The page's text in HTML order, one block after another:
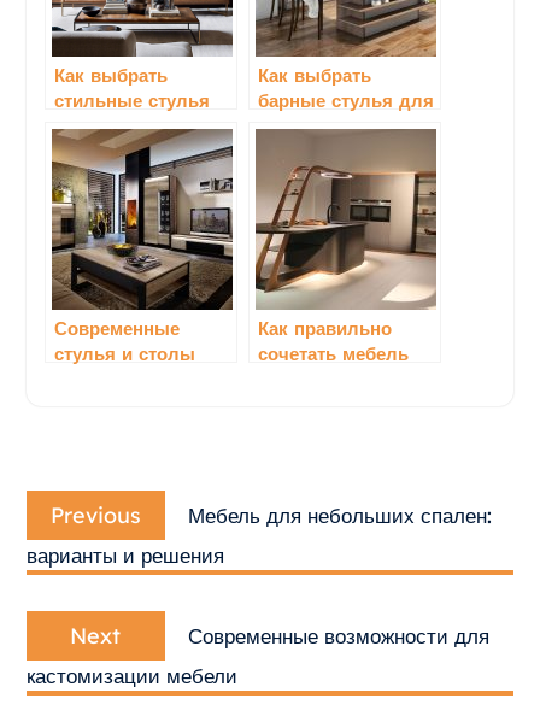
Как выбрать
стильные стулья
для столовой
Как выбрать
барные стулья для
кухни и столовой
Современные
стулья и столы
Как правильно
сочетать мебель
Навигация
по
записям
Previous
Previous
post:
Мебель для небольших спален:
варианты и решения
Next
Next
post:
Современные возможности для
кастомизации мебели